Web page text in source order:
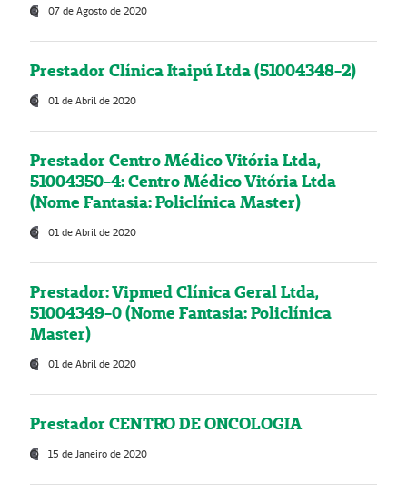
07 de Agosto de 2020
Prestador Clínica Itaipú Ltda (51004348-2)
01 de Abril de 2020
Prestador Centro Médico Vitória Ltda,
51004350-4: Centro Médico Vitória Ltda
(Nome Fantasia: Policlínica Master)
01 de Abril de 2020
Prestador: Vipmed Clínica Geral Ltda,
51004349-0 (Nome Fantasia: Policlínica
Master)
01 de Abril de 2020
Prestador CENTRO DE ONCOLOGIA
15 de Janeiro de 2020